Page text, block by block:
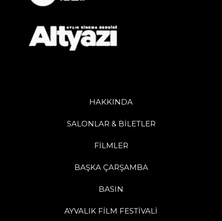
HAKKINDA
SALONLAR & BİLETLER
FİLMLER
BAŞKA ÇARŞAMBA
BASIN
AYVALIK FİLM FESTİVALİ